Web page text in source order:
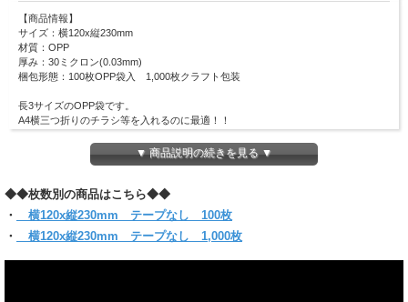
【商品情報】
サイズ：横120x縦230mm
材質：OPP
厚み：30ミクロン(0.03mm)
梱包形態：100枚OPP袋入 1,000枚クラフト包装
長3サイズのOPP袋です。
A4横三つ折りのチラシ等を入れるのに最適！！
ピッタリ・スリムなラッピングにも適しています！
(お入れになりたい商品によっては入らない場合もございますので、 サイズをお確
【クリックポスト対象商品】
●クリックポスト対象商品で、サイズ横25x縦34ｘ厚さ3cmのパッケージに収まる
分量
▼ 商品説明の続きを見る ▼
◆◆枚数別の商品はこちら◆◆
・
横120x縦230mm テープなし 100枚
・
横120x縦230mm テープなし 1,000枚